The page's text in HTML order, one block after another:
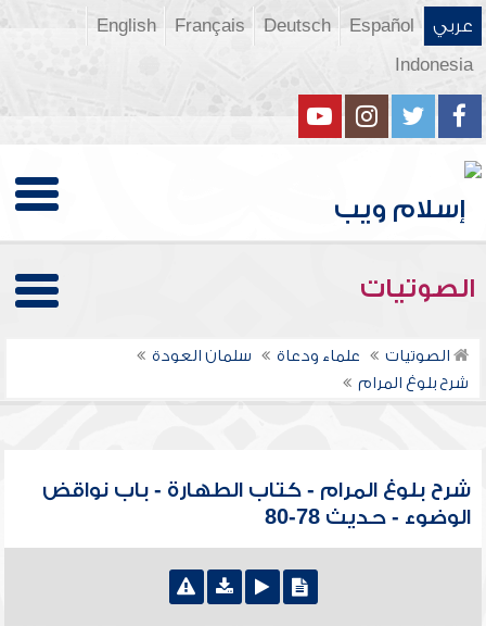
عربي Español
Deutsch
Français
English
Indonesia
الصوتيات
الصوتيات علماء ودعاة
سلمان العودة
شرح بلوغ المرام
شرح بلوغ المرام - كتاب الطهارة - باب نواقض
الوضوء - حديث 78-80